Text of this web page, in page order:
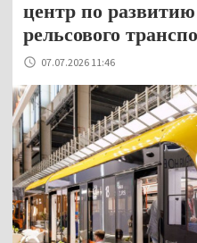
центр по
рельсового
07.07.2026 11:46